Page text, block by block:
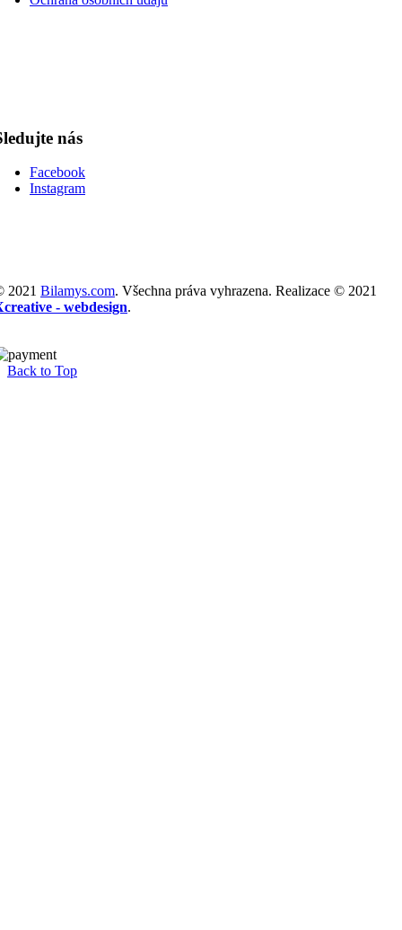
nás
Facebook
Instagram
2021 Bilamys.com. Všechna práva vyhrazena. Realizace © 2021
- webdesign.
Back to Top